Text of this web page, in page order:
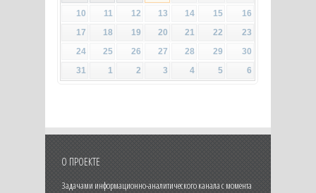
10
11 12 13 14 15
16
17
18 19 20 21 22
23
24
25 26 27 28 29
30
31
1 2 3 4 5 6
О ПРОЕКТЕ
Задачами информационно-аналитического канала с момента